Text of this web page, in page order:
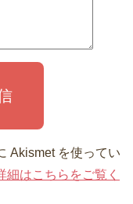
Akismet を使ってい
細はこちらをご覧く